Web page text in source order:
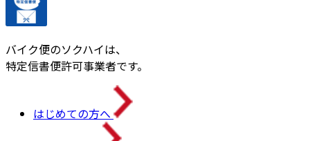
バイク便のソクハイは、
特定信書便許可事業者です。
はじめての方へ